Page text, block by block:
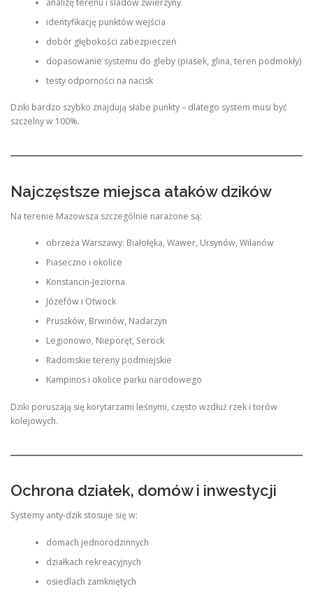
analizę terenu i śladów zwierzyny
identyfikację punktów wejścia
dobór głębokości zabezpieczeń
dopasowanie systemu do gleby (piasek, glina, teren podmokły)
testy odporności na nacisk
Dziki bardzo szybko znajdują słabe punkty – dlatego system musi być
szczelny w 100%.
Najczęstsze miejsca ataków dzików
Na terenie Mazowsza szczególnie narażone są:
obrzeża Warszawy: Białołęka, Wawer, Ursynów, Wilanów
Piaseczno i okolice
Konstancin-Jeziorna
Józefów i Otwock
Pruszków, Brwinów, Nadarzyn
Legionowo, Nieporęt, Serock
Radomskie tereny podmiejskie
Kampinos i okolice parku narodowego
Dziki poruszają się korytarzami leśnymi, często wzdłuż rzek i torów
kolejowych.
Ochrona działek, domów i inwestycji
Systemy anty-dzik stosuje się w:
domach jednorodzinnych
działkach rekreacyjnych
osiedlach zamkniętych